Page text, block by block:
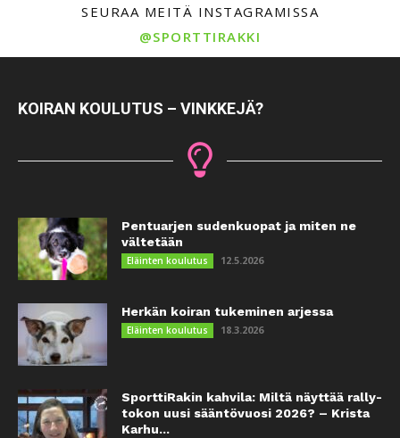
SEURAA MEITÄ INSTAGRAMISSA
@SPORTTIRAKKI
KOIRAN KOULUTUS – VINKKEJÄ?
Pentuarjen sudenkuopat ja miten ne
vältetään
Eläinten koulutus 12.5.2026
Herkän koiran tukeminen arjessa
Eläinten koulutus 18.3.2026
SporttiRakin kahvila: Miltä näyttää rally-
tokon uusi sääntövuosi 2026? – Krista
Karhu...